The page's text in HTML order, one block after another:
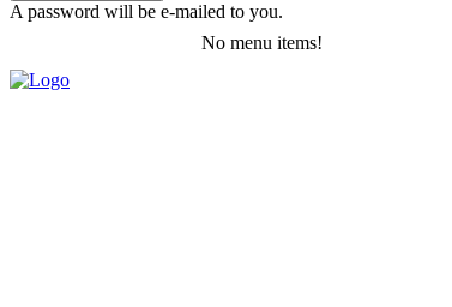
A password will be e-mailed to you.
No menu items!